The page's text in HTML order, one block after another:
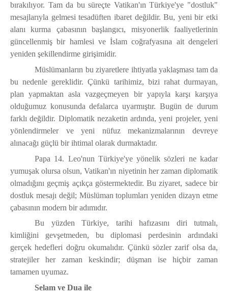
bırakılıyor. Tam da bu süreçte Vatikan'ın Türkiye'ye "dostluk"
mesajlarıyla gelmesi tesadüften ibaret değildir. Bu, yeni bir etki
alanı kurma çabasının başlangıcı, misyonerlik faaliyetlerinin
güncellenmiş bir hamlesi ve İslam coğrafyasına ait dengeleri
yeniden şekillendirme girişimidir.
Müslümanların bu ziyaretlere ihtiyatla yaklaşması tam da
bu nedenle gereklidir. Çünkü tarihimiz, bizi rahat durmayan,
plan yapmaktan asla vazgeçmeyen bir yapıyla karşı karşıya
olduğumuz konusunda defalarca uyarmıştır. Bugün de durum
farklı değildir. Diplomatik nezaketin ardında, yeni projeler, yeni
yönlendirmeler ve yeni nüfuz mekanizmalarının devreye
alınacağı güçlü bir ihtimal olarak durmaktadır.
Papa 14. Leo'nun Türkiye'ye yönelik sözleri ne kadar
yumuşak olursa olsun, Vatikan'ın niyetinin her zaman diplomatik
olmadığını geçmiş açıkça göstermektedir. Bu ziyaret, sadece bir
dostluk mesajı değil; Müslüman toplumları yeniden dizayn etme
çabasının modern bir adımıdır.
Bu yüzden Türkiye, tarihi hafızasını diri tutmalı,
kimliğini gevşetmeden, bu diplomasi perdesinin ardındaki
gerçek hedefleri doğru okumalıdır. Çünkü sözler zarif olsa da,
stratejiler her zaman keskindir; düşman ise hiçbir zaman
tamamen uyumaz.
Selam ve Dua ile